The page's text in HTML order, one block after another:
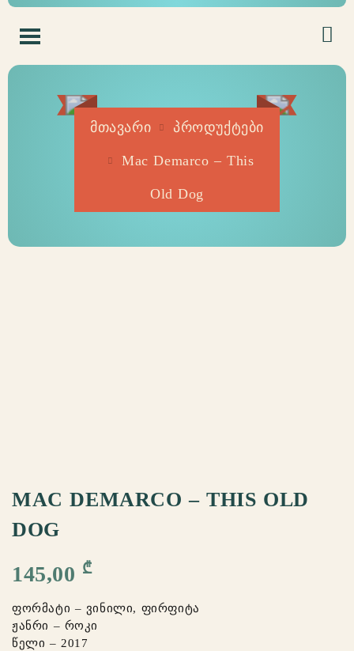
მთავარი პროდუქტები
Mac Demarco – This
Old Dog
MAC DEMARCO – THIS OLD
DOG
145,00 ₾
ფორმატი – ვინილი, ფირფიტა
ჟანრი – როკი
წელი – 2017